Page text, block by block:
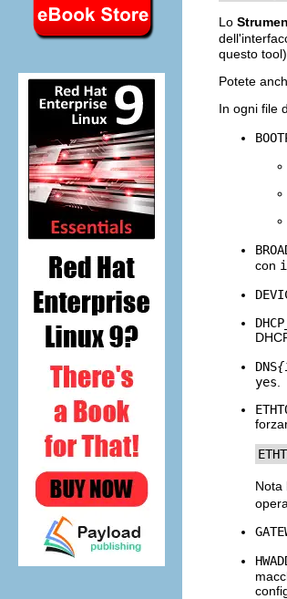
Lo
questo tool).
Potete
In ogni file
con
DNS
yes
Nota